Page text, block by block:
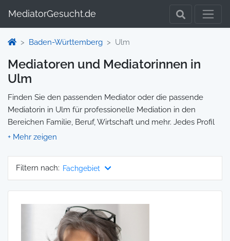
MediatorGesucht.de
Baden-Württemberg Ulm
Mediatoren und Mediatorinnen in
Ulm
Finden Sie den passenden Mediator oder die passende
Mediatorin in Ulm für professionelle Mediation in den
Bereichen Familie, Beruf, Wirtschaft und mehr. Jedes Profil
enthält Informationen zu Qualifikationen und
Ihre Mediation auswählen und direkt kontaktieren können.
Wir selbst vermitteln keine Mediationen, sondern stellen die
Filtern nach: Fachgebiet